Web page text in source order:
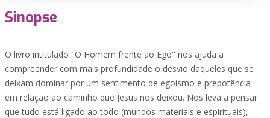
Sinopse
O livro intitulado "O Homem frente ao Ego" nos ajuda a
compreender com mais profundidade o desvio daqueles que se
deixam dominar por um sentimento de egoísmo e prepotência
em relação ao caminho que Jesus nos deixou. Nos leva a pensar
que tudo está ligado ao todo (mundos materiais e espirituais),